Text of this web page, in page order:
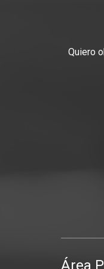
Quiero
Área